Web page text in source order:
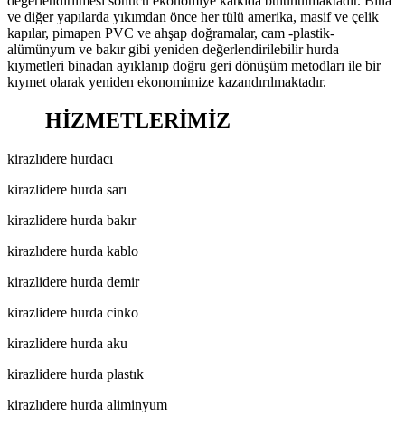
ve diğer yapılarda yıkımdan önce her tülü amerika, masif ve çelik
kapılar, pimapen PVC ve ahşap doğramalar, cam -plastik-
alümünyum ve bakır gibi yeniden değerlendirilebilir hurda
kıymetleri binadan ayıklanıp doğru geri dönüşüm metodları ile bir
kıymet olarak yeniden ekonomimize kazandırılmaktadır.
HİZMETLERİMİZ
kirazlıdere hurdacı
kirazlidere hurda sarı
kirazlidere hurda bakır
kirazlıdere hurda kablo
kirazlidere hurda demir
kirazlidere hurda cinko
kirazlidere hurda aku
kirazlidere hurda plastık
kirazlıdere hurda aliminyum